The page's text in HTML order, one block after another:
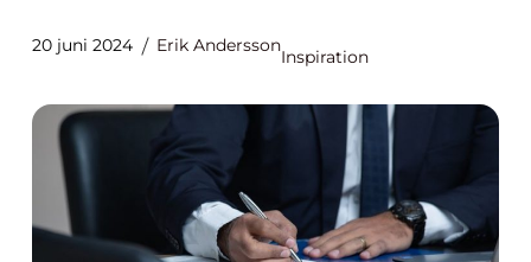
20 juni 2024 Erik Andersson
Inspiration